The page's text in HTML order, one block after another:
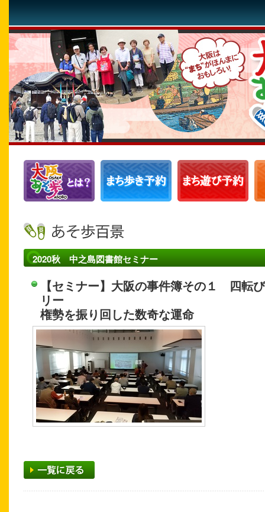
2020秋 中之島図書館セミナー
【セミナー】大阪の事件簿その１ 四転
リー
権勢を振り回した数奇な運命